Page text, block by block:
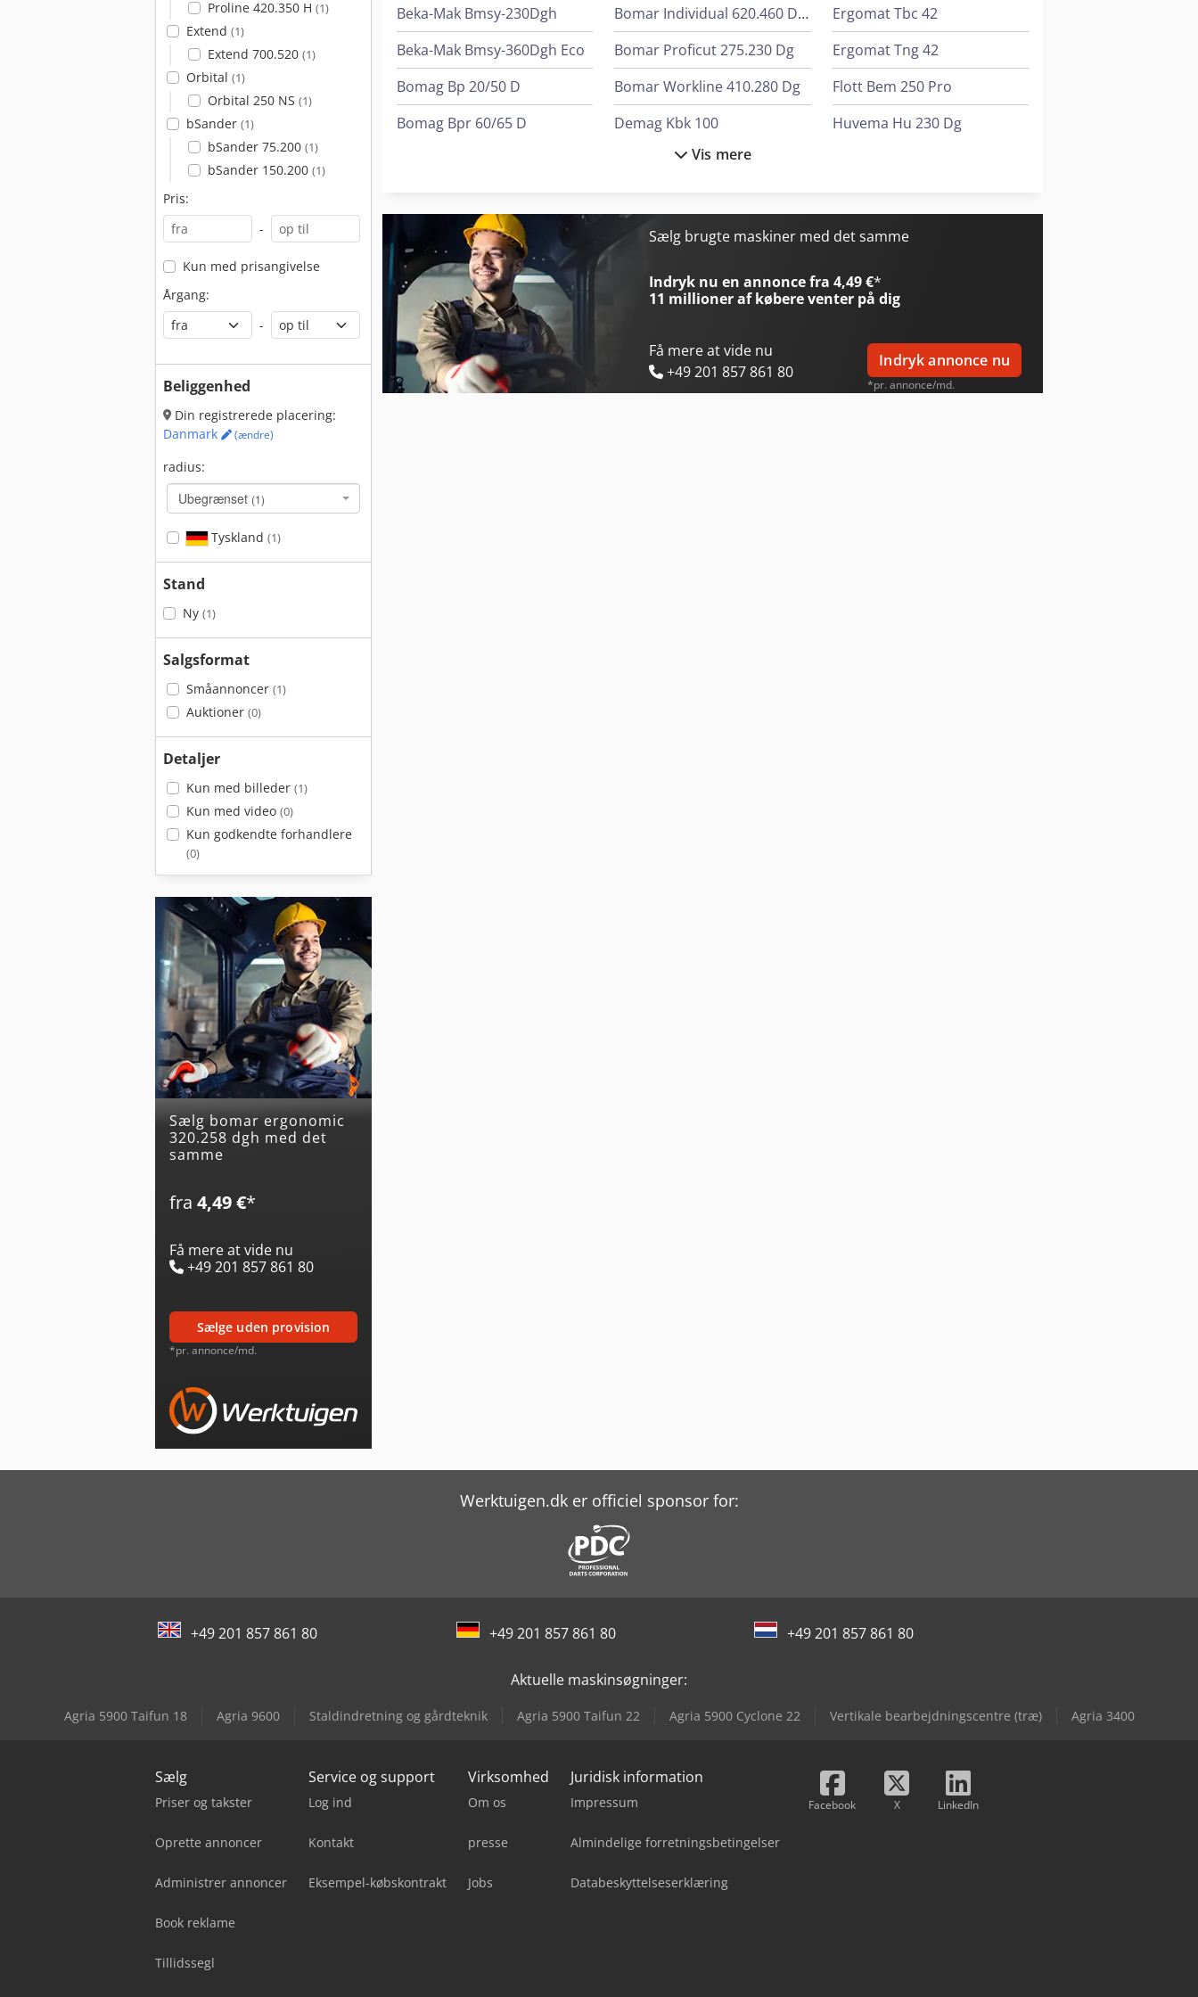
Proline 420.350 H (1)
Extend (1)
Extend 700.520 (1)
Orbital (1)
Orbital 250 NS (1)
bSander (1)
bSander 75.200 (1)
bSander 150.200 (1)
Pris:
-
Kun med prisangivelse
Årgang:
-
Beliggenhed
Din registrerede placering:
Danmark
(ændre)
radius:
Ubegrænset (1)
Tyskland (1)
Stand
Ny (1)
Salgsformat
Småannoncer (1)
Auktioner (0)
Detaljer
Kun med billeder (1)
Kun med video (0)
Kun godkendte forhandlere
(0)
Sælg bomar ergonomic
320.258 dgh med det
samme
fra 4,49 €*
Få mere at vide nu
+49 201 857 861 80
sælge uden provision
*pr. annonce/md.
Beka-Mak Bmsy-230Dgh
Beka-Mak Bmsy-360Dgh Eco
Bomag Bp 20/50 D
Bomag Bpr 60/65 D
Bomar Basicut 275.230 Dg
Bomar Ergonomic 340.278 Dgh
Bomar Individual 620.460 Dgh
Bomar Proficut 275.230 Dg
Bomar Workline 410.280 Dg
Demag Kbk 100
Dmg Mori Clx 350
Elumatec Dg 244
Ergomat Tbc 42
Ergomat Tng 42
Flott Bem 250 Pro
Huvema Hu 230 Dg
Vis mere
Sælg brugte maskiner med det samme
Indryk nu en annonce fra 4,49 €*
11 millioner af købereventer på dig
Få mere at vide nu
+49 201 857 861 80
Indryk annonce nu
*pr. annonce/md.
Werktuigen.dk er officiel sponsor for:
+49 201 857 861 80 +49 201 857 861 80 +49 201 857 861 80
Aktuelle maskinsøgninger:
Agria 5900 Taifun 18 Agria 9600 Staldindretning og gårdteknik Agria 5900 Taifun 22 Agria 5900 Cyclone 22 Vertikale bearbejdningscentre (træ) Agria 3400
Sælg
Priser og takster
Oprette annoncer
Administrer annoncer
Book reklame
Tillidssegl
Service og support
Log ind
Kontakt
Eksempel-købskontrakt
Virksomhed
Om os
presse
Jobs
Juridisk information
Impressum
Almindelige forretningsbetingelser
Databeskyttelseserklæring
Facebook X LinkedIn